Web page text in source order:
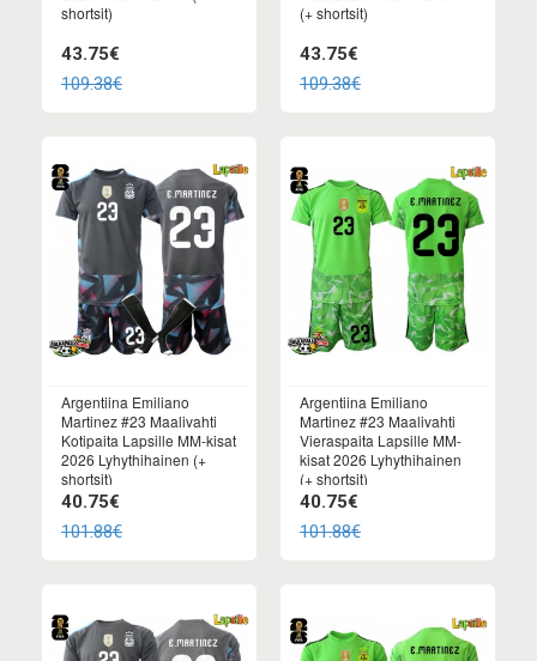
shortsit)
43.75€
109.38€
(+ shortsit)
43.75€
109.38€
Argentiina Emiliano
Martinez #23 Maalivahti
Kotipaita Lapsille MM-kisat
2026 Lyhythihainen (+
shortsit)
40.75€
101.88€
Argentiina Emiliano
Martinez #23 Maalivahti
Vieraspaita Lapsille MM-
kisat 2026 Lyhythihainen
(+ shortsit)
40.75€
101.88€